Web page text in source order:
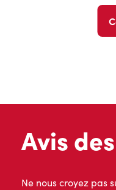
Avis
Ne nous croyez pas